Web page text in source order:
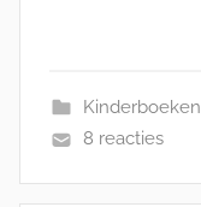
Kinderboeken
8 reacties